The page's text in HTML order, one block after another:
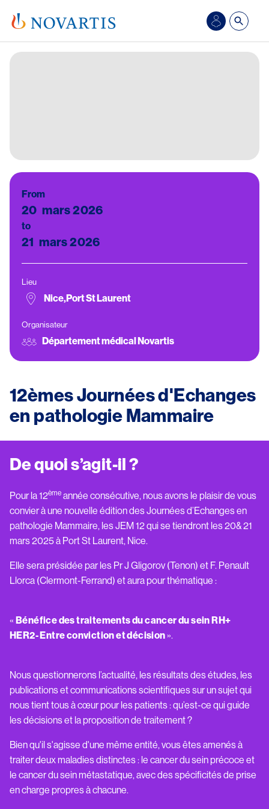
Image
From
20 mars 2026
to
21 mars 2026
Lieu
Nice,Port St Laurent
Organisateur
Département médical Novartis
12èmes Journées d'Echanges
en pathologie Mammaire
De quoi s’agit-il ?
Pour la 12ème année consécutive, nous avons le plaisir de vous
convier à une nouvelle édition des Journées d’Echanges en
pathologie Mammaire, les JEM 12 qui se tiendront les 20& 21
mars 2025 à Port St Laurent, Nice.
Elle sera présidée par les Pr J Gligorov (Tenon) et F. Penault
Llorca (Clermont-Ferrand) et aura pour thématique :
« Bénéfice des traitements du cancer du sein RH+
HER2- Entre conviction et décision».
Nous questionnerons l’actualité, les résultats des études, les
publications et communications scientifiques sur un sujet qui
nous tient tous à cœur pour les patients : qu’est-ce qui guide
les décisions et la proposition de traitement ?
Bien qu'il s'agisse d'une même entité, vous êtes amenés à
traiter deux maladies distinctes : le cancer du sein précoce et
le cancer du sein métastatique, avec des spécificités de prise
en charge propres à chacune.